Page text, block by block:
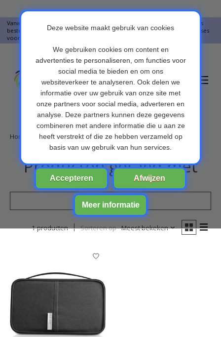
Vanwege vakantie worden er op moment geen pakketjes verstuurd. Alles
bestellingen vanaf 09-07-2026 word op 10-08-2026 verzonden. Onze excuses
voor het ongemak. Bedankt voor u begrip.
Verlanglijst
Home Tags
Producten getagd met
Filters weergeven
1 producten Sorteren op Meest bekeken